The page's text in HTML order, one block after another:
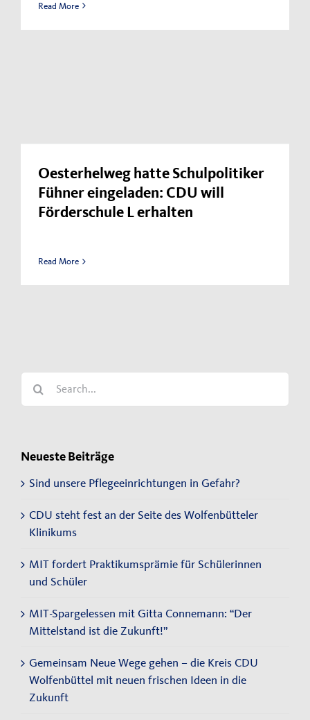
Read More
Oesterhelweg hatte Schulpolitiker
Fühner eingeladen: CDU will
Förderschule L erhalten
Read More
for:
Neueste Beiträge
Sind unsere Pflegeeinrichtungen in Gefahr?
CDU steht fest an der Seite des Wolfenbütteler
Klinikums
MIT fordert Praktikumsprämie für Schülerinnen
und Schüler
MIT-Spargelessen mit Gitta Connemann: “Der
Mittelstand ist die Zukunft!”
Gemeinsam Neue Wege gehen – die Kreis CDU
Wolfenbüttel mit neuen frischen Ideen in die
Zukunft